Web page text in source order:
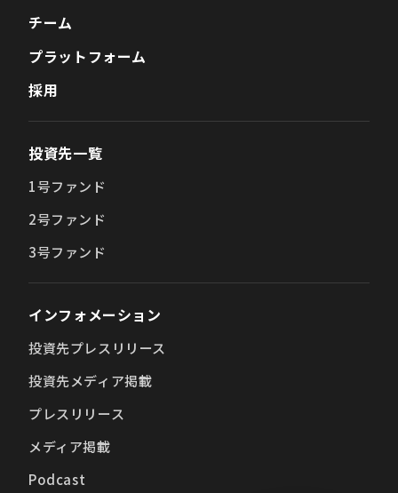
チーム
プラットフォーム
採用
投資先一覧
1号ファンド
2号ファンド
3号ファンド
インフォメーション
投資先プレスリリース
投資先メディア掲載
プレスリリース
メディア掲載
Podcast